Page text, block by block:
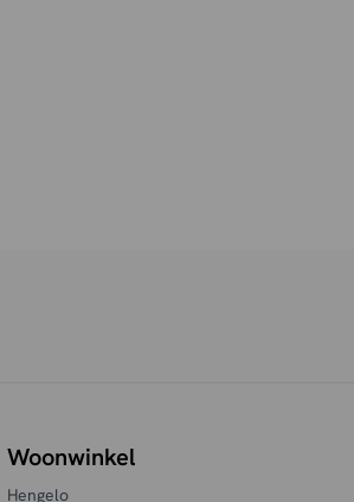
Woonwinkel
Hengelo